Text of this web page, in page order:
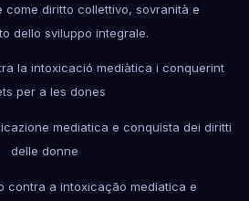
come diritto collettivo, sovranità e
dello sviluppo integrale.
la intoxicació mediàtica i conquerint
per a les dones
mediatica e conquista dei diritti
delle donne
contra a intoxicação mediatica e